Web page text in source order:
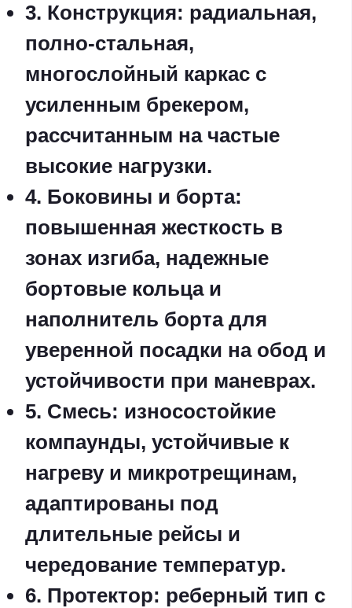
3. Конструкция: радиальная,
полно-стальная,
многослойный каркас с
усиленным брекером,
рассчитанным на частые
высокие нагрузки.
4. Боковины и борта:
повышенная жесткость в
зонах изгиба, надежные
бортовые кольца и
наполнитель борта для
уверенной посадки на обод и
устойчивости при маневрах.
5. Смесь: износостойкие
компаунды, устойчивые к
нагреву и микротрещинам,
адаптированы под
длительные рейсы и
чередование температур.
6. Протектор: реберный тип с